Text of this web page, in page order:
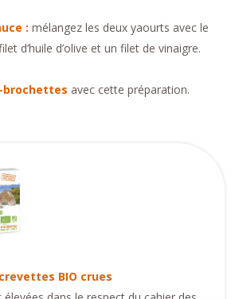
: mélangez les deux yaourts avec le
d’huile d’olive et un filet de vinaigre.
brochettes avec cette préparation.
BIO crues